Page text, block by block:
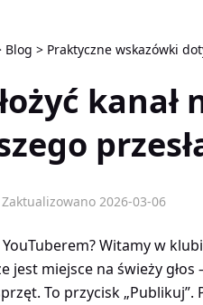
Blog > Praktyczne wskazówki
2026-03-06
YouTuberem? Witamy w
jest miejsce na świeży
To przycisk